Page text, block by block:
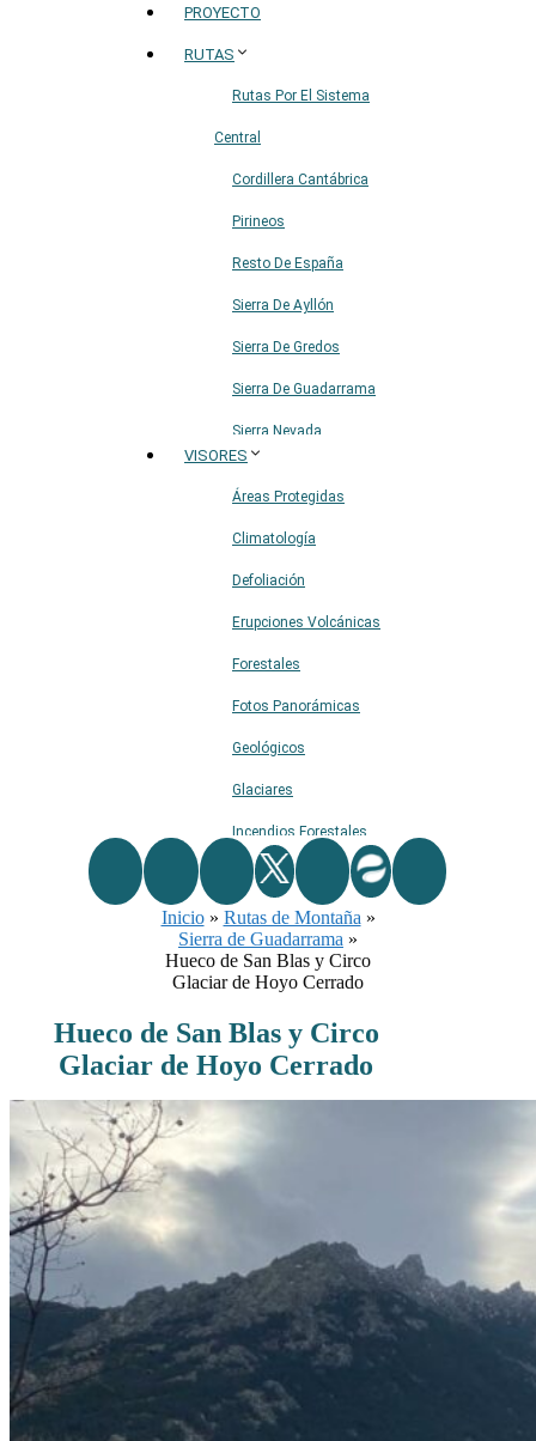
PROYECTO
RUTAS
Rutas Por El Sistema
Central
Cordillera Cantábrica
Pirineos
Resto De España
Sierra De Ayllón
Sierra De Gredos
Sierra De Guadarrama
Sierra Nevada
VISORES
Áreas Protegidas
Climatología
Defoliación
Erupciones Volcánicas
Forestales
Fotos Panorámicas
Geológicos
Glaciares
Incendios Forestales
Naturaleza
Ríos
Rutas De Montaña
Topográficos
Vértices Geodésicos
Inicio» Rutas de Montaña »
Sierra de Guadarrama »
Hueco de San Blas y Circo
Glaciar de Hoyo Cerrado
Hueco de San Blas y Circo
Glaciar de Hoyo Cerrado